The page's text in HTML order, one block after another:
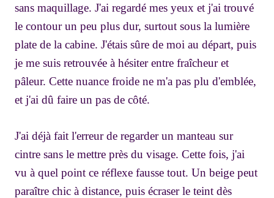
sans maquillage. J'ai regardé mes yeux et j'ai trouvé
le contour un peu plus dur, surtout sous la lumière
plate de la cabine. J'étais sûre de moi au départ, puis
je me suis retrouvée à hésiter entre fraîcheur et
pâleur. Cette nuance froide ne m'a pas plu d'emblée,
et j'ai dû faire un pas de côté.
J'ai déjà fait l'erreur de regarder un manteau sur
cintre sans le mettre près du visage. Cette fois, j'ai
vu à quel point ce réflexe fausse tout. Un beige peut
paraître chic à distance, puis écraser le teint dès